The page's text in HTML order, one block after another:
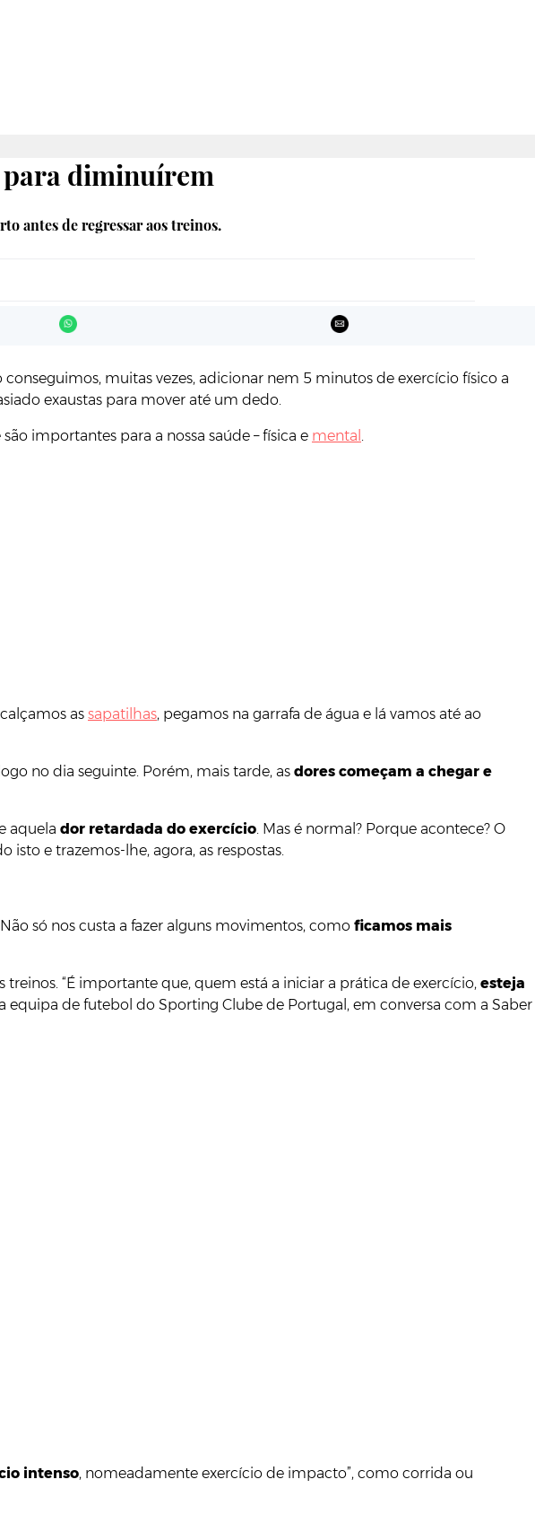
para diminuírem
antes de regressar aos treinos.
muitas vezes, adicionar nem 5 minutos de exercício físico a
exaustas para mover até um dedo.
importantes para a nossa saúde – física e mental
as sapatilhas, pegamos na garrafa de água e lá vamos até ao
no dia seguinte. Porém, mais tarde, as dores começam a chegar e
aquela dor retardada do exercício . Mas é normal? Porque acontece? O
e trazemos-lhe, agora, as respostas.
só nos custa a fazer alguns movimentos, como ficamos mais
“É importante que, quem está a iniciar a prática de exercício, esteja
equipa de futebol do Sporting Clube de Portugal, em conversa com a Saber
intenso, nomeadamente exercício de impacto”, como corrida ou